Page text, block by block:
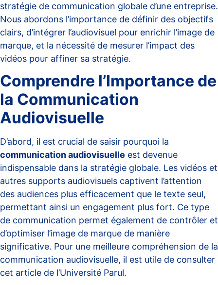
stratégie de communication globale d’une entreprise.
Nous abordons l’importance de définir des objectifs
clairs, d’intégrer l’audiovisuel pour enrichir l’image de
marque, et la nécessité de mesurer l’impact des
vidéos pour affiner sa stratégie.
Comprendre l’Importance de
la Communication
Audiovisuelle
D’abord, il est crucial de saisir pourquoi la
communication audiovisuelle est devenue
indispensable dans la stratégie globale. Les vidéos et
autres supports audiovisuels captivent l’attention
des audiences plus efficacement que le texte seul,
permettant ainsi un engagement plus fort. Ce type
de communication permet également de contrôler et
d’optimiser l’image de marque de manière
significative. Pour une meilleure compréhension de la
communication audiovisuelle, il est utile de consulter
cet article de l’Université Parul.